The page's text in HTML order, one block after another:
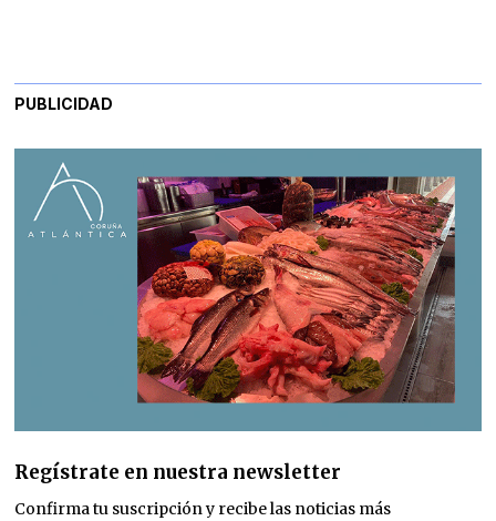
PUBLICIDAD
Regístrate en nuestra newsletter
Confirma tu suscripción y recibe las noticias más